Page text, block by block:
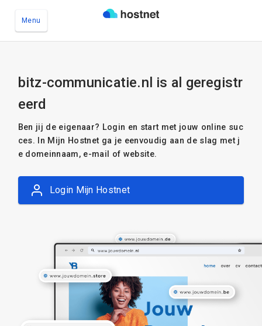
Menu
bitz-communicatie.nl is al geregistr
eerd
Ben jij de eigenaar? Login en start met jouw online suc
ces. In Mijn Hostnet ga je eenvoudig aan de slag met j
e domeinnaam, e-mail of website.
Login Mijn Hostnet